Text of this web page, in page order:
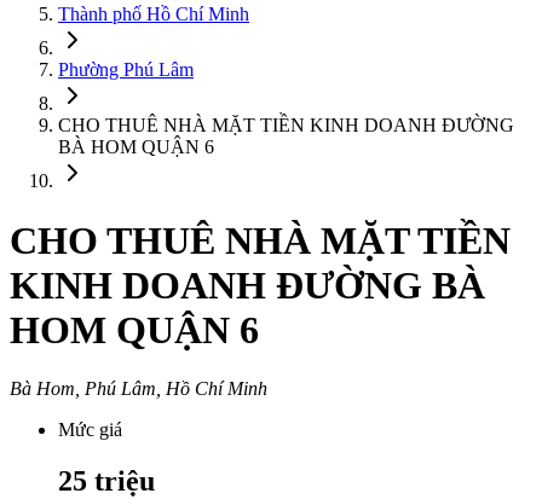
Thành phố Hồ Chí Minh
Phường Phú Lâm
CHO THUÊ NHÀ MẶT TIỀN KINH DOANH ĐƯỜNG
BÀ HOM QUẬN 6
CHO THUÊ NHÀ MẶT TIỀN
KINH DOANH ĐƯỜNG BÀ
HOM QUẬN 6
Bà Hom, Phú Lâm, Hồ Chí Minh
Mức giá
25 triệu